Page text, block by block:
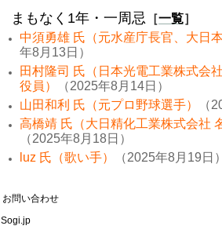
まもなく1年・一周忌 ［一覧］
中須勇雄 氏（元水産庁長官、大日
年8月13日）
田村隆司 氏（日本光電工業株式会
役員）
（2025年8月14日）
山田和利 氏（元プロ野球選手）
（
高橋靖 氏（大日精化工業株式会社
（2025年8月18日）
luz 氏（歌い手）
（2025年8月19日）
お問い合わせ
Sogi.jp